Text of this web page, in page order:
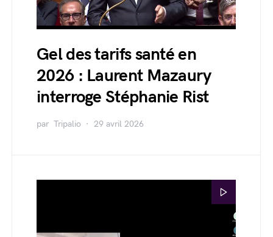
Gel des tarifs santé en
2026 : Laurent Mazaury
interroge Stéphanie Rist
par Tripalio 29 avril 2026